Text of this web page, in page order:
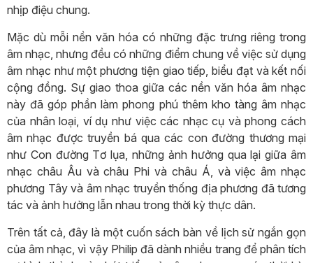
nhịp điệu chung.
Mặc dù mỗi nền văn hóa có những đặc trưng riêng trong
âm nhạc, nhưng đều có những điểm chung về việc sử dụng
âm nhạc như một phương tiện giao tiếp, biểu đạt và kết nối
cộng đồng. Sự giao thoa giữa các nền văn hóa âm nhạc
này đã góp phần làm phong phú thêm kho tàng âm nhạc
của nhân loại, ví dụ như việc các nhạc cụ và phong cách
âm nhạc được truyền bá qua các con đường thương mại
như Con đường Tơ lụa, những ảnh hưởng qua lại giữa âm
nhạc châu Âu và châu Phi và châu Á, và việc âm nhạc
phương Tây và âm nhạc truyền thống địa phương đã tương
tác và ảnh hưởng lẫn nhau trong thời kỳ thực dân.
Trên tất cả, đây là một cuốn sách bàn về lịch sử ngắn gọn
của âm nhạc, vì vậy Philip đã dành nhiều trang để phân tích